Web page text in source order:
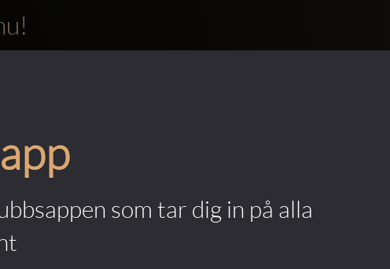
som tar dig in på alla